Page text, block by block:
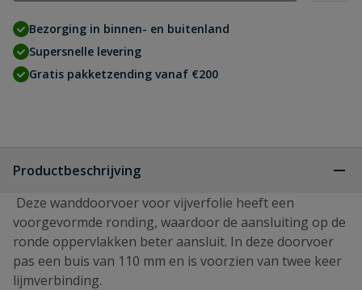
Bezorging in binnen- en buitenland
Supersnelle levering
Gratis pakketzending vanaf €200
Productbeschrijving
Deze wanddoorvoer voor vijverfolie heeft een
voorgevormde ronding, waardoor de aansluiting op de
ronde oppervlakken beter aansluit. In deze doorvoer
pas een buis van 110 mm en is voorzien van twee keer
lijmverbinding.